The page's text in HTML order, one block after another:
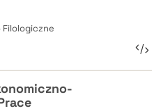
Filologiczne